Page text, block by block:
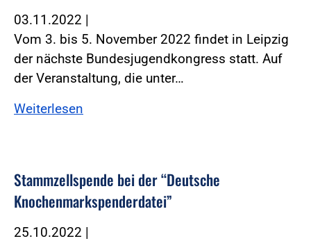
03.11.2022 |
Vom 3. bis 5. November 2022 findet in Leipzig
der nächste Bundesjugendkongress statt. Auf
der Veranstaltung, die unter…
Weiterlesen
Stammzellspende bei der “Deutsche
Knochenmarkspenderdatei”
25.10.2022 |